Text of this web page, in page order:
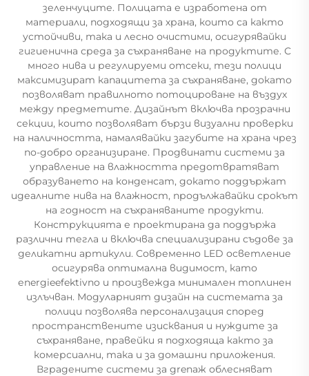
зеленчуците. Полицата е изработена от
материали, подходящи за храна, които са както
устойчиви, така и лесно очистими, осигурявайки
гигиенична среда за съхраняване на продуктите. С
много нива и регулируеми отсеки, тези полици
максимизират капацитета за съхраняване, докато
позволяват правилното потоцироване на въздух
между предметите. Дизайнът включва прозрачни
секции, които позволяват бързи визуални проверки
на наличността, намалявайки загубите на храна чрез
по-добро организиране. Продвинати системи за
управление на влажността предотвратяват
образуването на конденсат, докато поддържат
идеалните нива на влажност, продължавайки срокът
на годност на съхраняваните продукти.
Конструкцията е проектирана да поддържа
различни тегла и включва специализирани съдове за
деликатни артикули. Современно LED осветление
осигурява оптимална видимост, като
еnergieefektivno и произвежда минимален топлинен
излъчван. Модуларният дизайн на системата за
полици позволява персонализация според
пространствените изисквания и нуждите за
съхраняване, правейки я подходяща както за
комерсиални, така и за домашни приложения.
Вградените системи за дrenaж облесняват